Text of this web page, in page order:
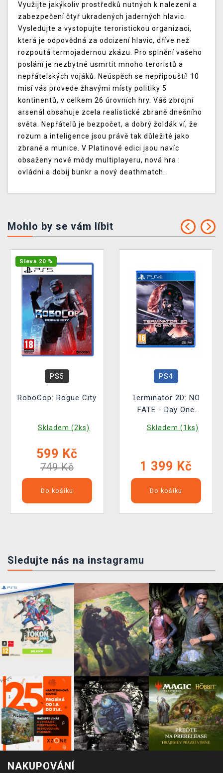
Využijte jakýkoliv prostředků nutných k nalezení a
zabezpečení čtyř ukradených jaderných hlavic.
Vysledujte a vystopujte teroristickou organizaci,
která je odpovědná za odcizení hlavic, dříve než
rozpoutá termojadernou zkázu. Pro splnění vašeho
poslání je nezbytné usmrtit mnoho teroristů a
nepřátelských vojáků. Neúspěch se nepřipouští! 10
misí vás provede žhavými místy politiky 5
kontinentů, v celkem 26 úrovních hry. Váš zbrojní
arsenál obsahuje zcela realistické zbraně dnešního
světa. Nepřátelů je bezpočet, a dobrý žoldák ví, že
rozum a inteligence jsou právě tak důležité jako
zbraně a munice. V Platinové edici jsou navíc
obsaženy nové módy multiplayeru, nová hra :
ovládni a dobij bunkr a nový deathmatch.
Mohlo by se vám líbit
Sleva 20 %
PS5
RoboCop: Rogue City
Skladem (2ks)
599 Kč
749 Kč
Do košíku
PS4
Terminator 2D: NO
FATE - Day One
Skladem (1ks)
1 399 Kč
Do košíku
Sledujte nás na instagramu
NAKUPOVÁNÍ